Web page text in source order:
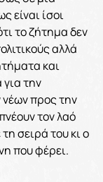
είναι ίσοι
το ζήτημα δεν
αλλά
και
για την
προς την
τον λαό
σειρά του κι ο
που φέρει.